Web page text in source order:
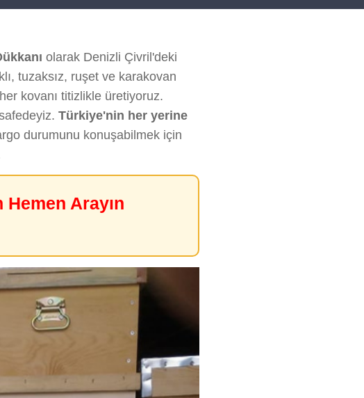
olarak Denizli Çivril'deki
tuzaksız, ruşet ve karakovan
kovanı titizlikle üretiyoruz.
Türkiye'nin her yerine
durumunu konuşabilmek için
Arayın